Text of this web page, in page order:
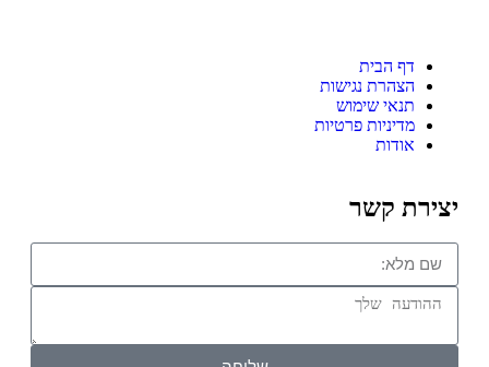
דף הבית
הצהרת נגישות
תנאי שימוש
מדיניות פרטיות
אודות
יצירת קשר